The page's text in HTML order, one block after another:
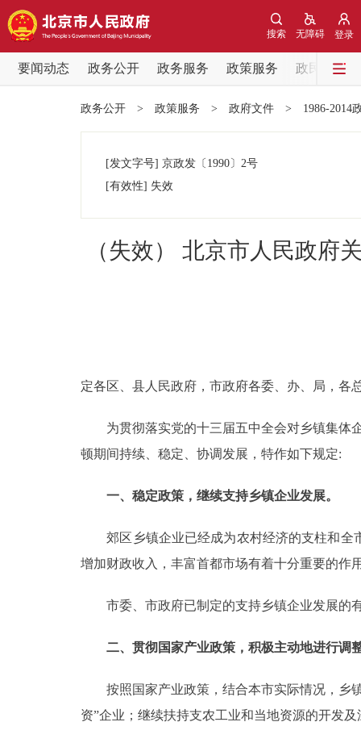
登录
无障碍
搜索
要闻动态 政务公开 政务服务 政策服务
政民互动
党中央精神
政务公开
政务服务
便民服务
参与调查
政务公开 > 政策服务 > 政府文件 > 1986-2014
[发文字号] 京政发 〔1990〕 2号
[有效性] 失效
（失效） 北京市人民政府
定各区、县人民政府，市政府各委、办、局，各
为贯彻落实党的十三届五中全会对乡镇集体企
顿期间持续、稳定、协调发展，特作如下规定:
一、稳定政策，继续支持乡镇企业发展。
郊区乡镇企业已经成为农村经济的支柱和全
增加财政收入，丰富首都市场有着十分重要的作
市委、市政府已制定的支持乡镇企业发展的
二、贯彻国家产业政策，积极主动地进行调
按照国家产业政策，结合本市实际情况，乡镇
资”企业；继续扶持支农工业和当地资源的开发